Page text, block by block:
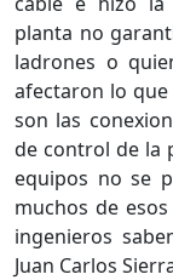
planta no
ladrones o
afectaron lo
son las
de control de la
equipos no se
muchos de
ingenieros
Juan Carlos